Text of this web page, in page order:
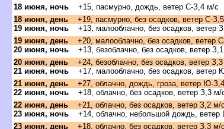
18 июня, ночь +15, пасмурно, дождь, ветер С-З,4 м/с
18 июня, день +19, пасмурно, без осадков, ветер С-
19 июня, ночь +13, малооблачно, без осадков, ветер
19 июня, день +20, малооблачно, без осадков, ветер
20 июня, ночь +13, безоблачно, без осадков, ветер
20 июня, день +24, безоблачно, без осадков, ветер
21 июня, ночь +17, малооблачно, без осадков, ветер
21 июня, день +27, облачно, дождь, гроза, ветер Ю-
22 июня, ночь +18, облачно, без осадков, ветер З,3 м/
22 июня, день +21, облачно, без осадков, ветер З,2 м/с
23 июня, ночь +14, облачно, небольшой дождь, ветер
23 июня, день +18, облачно, без осадков, ветер З,3 м/с